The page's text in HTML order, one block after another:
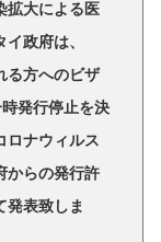
拡大による医
政府は、
る方へのビザ
発行停止を決
ロナウィルス
からの発行許
発表致しま